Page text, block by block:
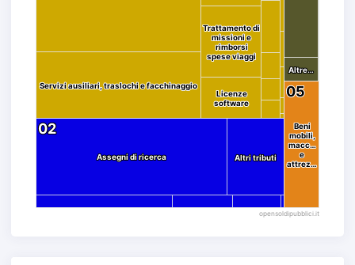
02
02
05
05
Trattamento di
missioni e
rimborsi
spese viaggi
Trattamento di
missioni e
rimborsi
spese viaggi
Servizi ausiliari, traslochi e facchinaggio
Servizi ausiliari, traslochi e facchinaggio
Licenze
software
Licenze
software
Assegni di ricerca
Assegni di ricerca Altri tributi
Altri tributi
Beni
mobili,
macc…
e
attrez…
Beni
mobili,
macc…
e
attrez…
Altre…
Altre…
opensoldipubblici.it